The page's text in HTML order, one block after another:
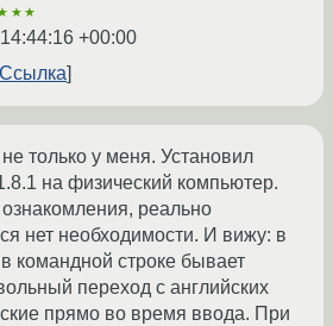
+00:00
Ссылка
не только у меня. Установил
на физический компьютер.
реально
нет необходимости. И вижу: в
командной строке бывает
переход с английских
прямо во время ввода. При